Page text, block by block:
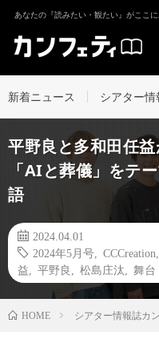
あなたの『読みたい・観たい』がここに
新着ニュース シアター情
平野良と多和田任
「AIと葬儀」をテ
語
2024.04.01
2024年5月号
CCCreation
益
平野良 松島庄汰 舞台
HOME シアター情報誌カ